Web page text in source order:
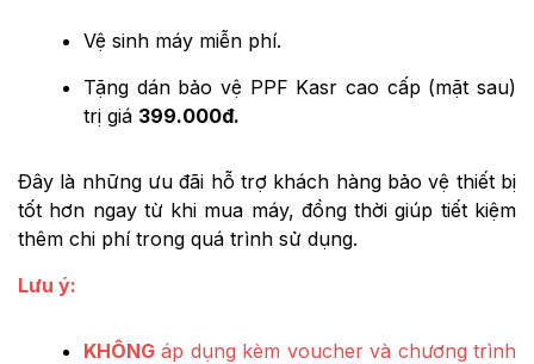
Vệ sinh máy miễn phí.
Tặng dán bảo vệ PPF Kasr cao cấp (mặt sau)
trị giá 399.000đ.
Đây là những ưu đãi hỗ trợ khách hàng bảo vệ thiết bị
tốt hơn ngay từ khi mua máy, đồng thời giúp tiết kiệm
thêm chi phí trong quá trình sử dụng.
Lưu ý:
KHÔNG áp dụng kèm voucher và chương trình